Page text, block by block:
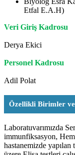
Etfal E.A.H)
Veri Giriş Kadrosu
Derya Ekici
Personel Kadrosu
Adil Polat
Özellikli Birimler
Laboratuvarımızda
immunfiksasyon,
hastanemizde yapılan